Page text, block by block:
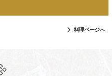
料理ページへ